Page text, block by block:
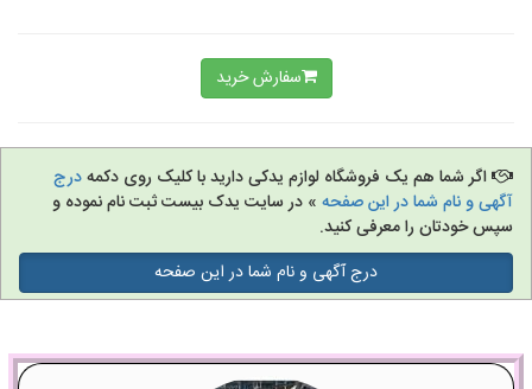
سفارش خرید
اگر شما هم یک فروشگاه لوازم یدکی دارید با کلیک روی دکمهدرج
آگهی و نام شما در این صفحه » در سایت یدک بیست ثبت نام نموده و
سپس خودتان را معرفی کنید.
درج آگهی و نام شما در این صفحه